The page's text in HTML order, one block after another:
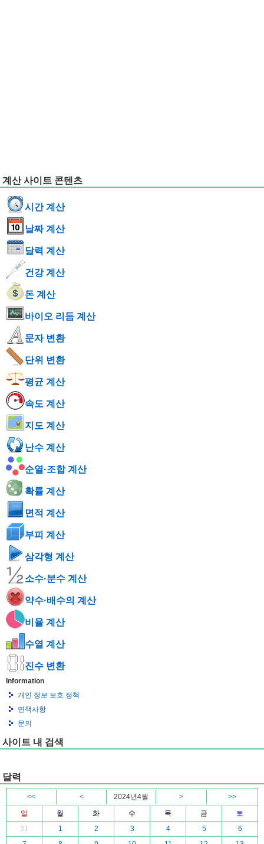
계산 사이트 콘텐츠
시간 계산
날짜 계산
달력 계산
건강 계산
돈 계산
바이오 리듬 계산
문자 변환
단위 변환
평균 계산
속도 계산
지도 계산
난수 계산
순열·조합 계산
확률 계산
면적 계산
부피 계산
삼각형 계산
소수·분수 계산
약수·배수의 계산
비율 계산
수열 계산
진수 변환
Information
개인 정보 보호 정책
면책사항
문의
사이트 내 검색
달력
<< < 2024년4월 >
>>
일
월 화 수 목 금
토
31
1 2 3 4 5
6